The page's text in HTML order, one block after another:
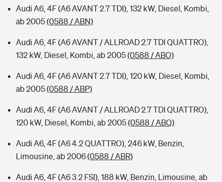
Audi A6, 4F (A6 AVANT 2.7 TDI), 132 kW, Diesel, Kombi,
ab 2005(0588 / ABN)
Audi A6, 4F (A6 AVANT / ALLROAD 2.7 TDI QUATTRO),
132 kW, Diesel, Kombi, ab 2005(0588 / ABO)
Audi A6, 4F (A6 AVANT 2.7 TDI), 120 kW, Diesel, Kombi,
ab 2005(0588 / ABP)
Audi A6, 4F (A6 AVANT / ALLROAD 2.7 TDI QUATTRO),
120 kW, Diesel, Kombi, ab 2005(0588 / ABQ)
Audi A6, 4F (A6 4.2 QUATTRO), 246 kW, Benzin,
Limousine, ab 2006(0588 / ABR)
Audi A6, 4F (A6 3.2 FSI), 188 kW, Benzin, Limousine, ab